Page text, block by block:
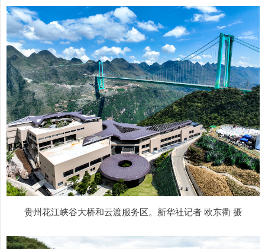
贵州花江峡谷大桥和云渡服务区。新华社记者 欧东衢 摄